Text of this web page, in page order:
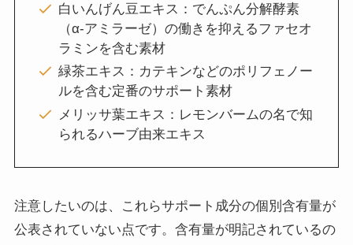
白いんげん豆エキス：でんぷん分解酵素
（α-アミラーゼ）の働きを抑えるファセオ
ラミンを含む素材
緑茶エキス：カテキンなどのポリフェノー
ルを含む定番のサポート素材
メリッサ葉エキス：レモンバームの名で知
られるハーブ由来エキス
注意したいのは、これらサポート成分の個別含有量が
公表されていない点です。含有量が明記されているの